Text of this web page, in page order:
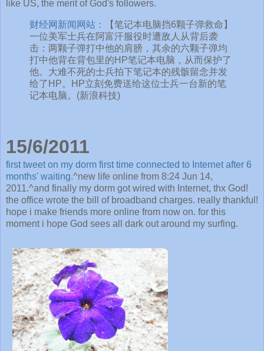
like US, the merit of God's followers.
财经网新闻网站 ：【笔记本电脑挡6颗子弹救命】
一位美军士兵在阿富汗服役时遭敌人从背后袭
击：两颗子弹打中他的肩膀，其余的六颗子弹均
打中他背在背包里的HP笔记本电脑，从而保护了
他。大难不死的士兵拍下笔记本的残骸留念并发
给了HP。HP立刻免费送给这位士兵一台新的笔
记本电脑。(新浪科技)
15/6/2011
first tweet on my dorm first time connected to Internet after 6
months' waiting.^new life online from 8:24 Jun 14,
2011.^and finally my dorm got wired with Internet, thx God!
the office wrote the bill of broadband charges. really thankful!
hope i make friends more online from now on. for this
moment i hope God sees all dark out around my surfing.